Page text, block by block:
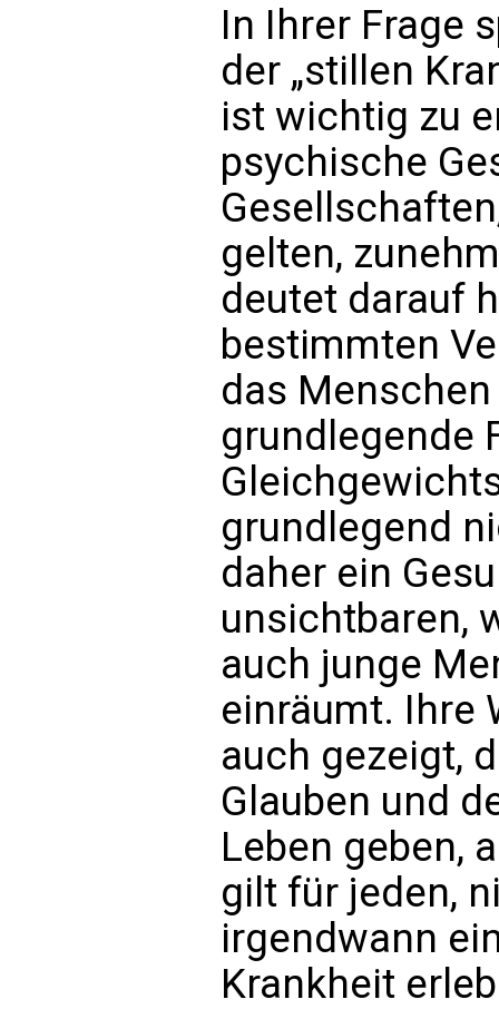
In Ihrer Frage
der „stillen
ist wichtig zu
psychische
gelten,
deutet darauf
bestimmten
das
grundlegende
grundlegend
daher ein
unsichtbaren,
auch junge
einräumt. Ihre
auch gezeigt,
Glauben und
Leben geben,
gilt für jeden,
irgendwann
Krankheit